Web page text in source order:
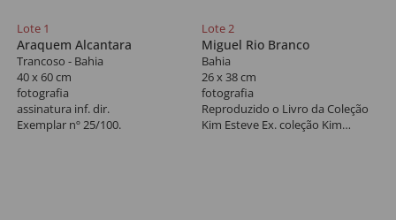
Lote 1
Araquem Alcantara
Trancoso - Bahia
40 x 60 cm
fotografia
assinatura inf. dir.
Exemplar nº 25/100.
Lote 2
Miguel Rio Branco
Bahia
26 x 38 cm
fotografia
Reproduzido o Livro da Coleção
Kim Esteve Ex. coleção Kim